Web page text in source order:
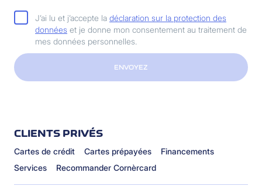
J’ai lu et j’accepte la déclaration sur la protection des
données et je donne mon consentement au traitement de
mes données personnelles.
ENVOYEZ
CLIENTS PRIVÉS
Cartes de crédit Cartes prépayées
Financements
Services
Recommander Cornèrcard